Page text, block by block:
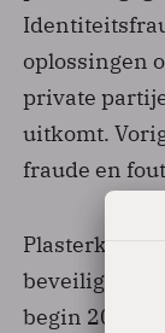
oplossingen
private
uitkomt.
fraude en
Plasterk
begin 2018